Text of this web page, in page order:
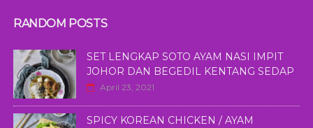
RANDOM POSTS
SET LENGKAP SOTO AYAM NASI IMPIT
JOHOR DAN BEGEDIL KENTANG SEDAP
April 23, 2021
SPICY KOREAN CHICKEN / AYAM